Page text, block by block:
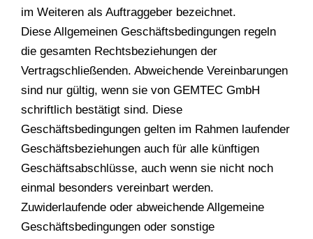
im Weiteren als Auftraggeber bezeichnet.
Diese Allgemeinen Geschäftsbedingungen regeln
die gesamten Rechtsbeziehungen der
Vertragschließenden. Abweichende Vereinbarungen
sind nur gültig, wenn sie von GEMTEC GmbH
schriftlich bestätigt sind. Diese
Geschäftsbedingungen gelten im Rahmen laufender
Geschäftsbeziehungen auch für alle künftigen
Geschäftsabschlüsse, auch wenn sie nicht noch
einmal besonders vereinbart werden.
Zuwiderlaufende oder abweichende Allgemeine
Geschäftsbedingungen oder sonstige